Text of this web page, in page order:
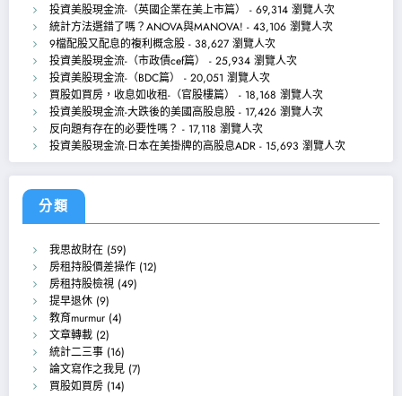
投資美股現金流-（英國企業在美上市篇）
- 69,314 瀏覽人次
統計方法選錯了嗎？ANOVA與MANOVA! - 43,106 瀏覽人次
9檔配股又配息的複利概念股 - 38,627 瀏覽人次
投資美股現金流-（市政債cef篇）
- 25,934 瀏覽人次
投資美股現金流-（BDC篇）
- 20,051 瀏覽人次
買股如買房，收息如收租-（官股樓篇）
- 18,168 瀏覽人次
投資美股現金流-大跌後的美國高股息股 - 17,426 瀏覽人次
反向題有存在的必要性嗎？ - 17,118 瀏覽人次
投資美股現金流-日本在美掛牌的高股息ADR - 15,693 瀏覽人次
分類
我思故財在 (59)
房租持股價差操作 (12)
房租持股檢視 (49)
提早退休 (9)
教育murmur (4)
文章轉載 (2)
統計二三事 (16)
論文寫作之我見 (7)
買股如買房 (14)